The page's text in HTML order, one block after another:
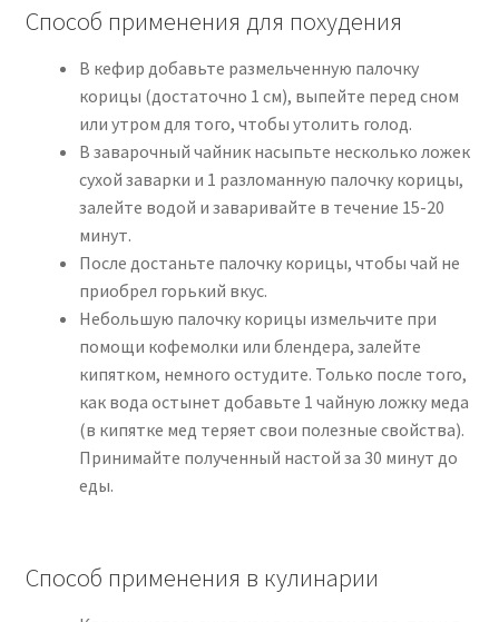
Способ применения для похудения
В кефир добавьте размельченную палочку
корицы (достаточно 1 см), выпейте перед сном
или утром для того, чтобы утолить голод.
В заварочный чайник насыпьте несколько ложек
сухой заварки и 1 разломанную палочку корицы,
залейте водой и заваривайте в течение 15-20
минут.
После достаньте палочку корицы, чтобы чай не
приобрел горький вкус.
Небольшую палочку корицы измельчите при
помощи кофемолки или блендера, залейте
кипятком, немного остудите. Только после того,
как вода остынет добавьте 1 чайную ложку меда
(в кипятке мед теряет свои полезные свойства).
Принимайте полученный настой за 30 минут до
еды.
Способ применения в кулинарии